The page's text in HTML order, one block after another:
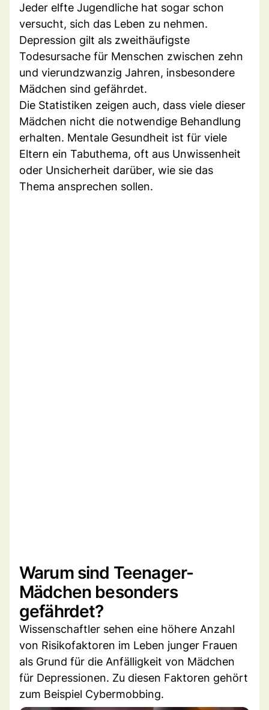
Jeder elfte Jugendliche hat sogar schon
versucht, sich das Leben zu nehmen.
Depression gilt als zweithäufigste
Todesursache für Menschen zwischen zehn
und vierundzwanzig Jahren, insbesondere
Mädchen sind gefährdet.
Die Statistiken zeigen auch, dass viele dieser
Mädchen nicht die notwendige Behandlung
erhalten. Mentale Gesundheit ist für viele
Eltern ein Tabuthema, oft aus Unwissenheit
oder Unsicherheit darüber, wie sie das
Thema ansprechen sollen.
Warum sind Teenager-
Mädchen besonders
gefährdet?
Wissenschaftler sehen eine höhere Anzahl
von Risikofaktoren im Leben junger Frauen
als Grund für die Anfälligkeit von Mädchen
für Depressionen. Zu diesen Faktoren gehört
zum Beispiel Cybermobbing.